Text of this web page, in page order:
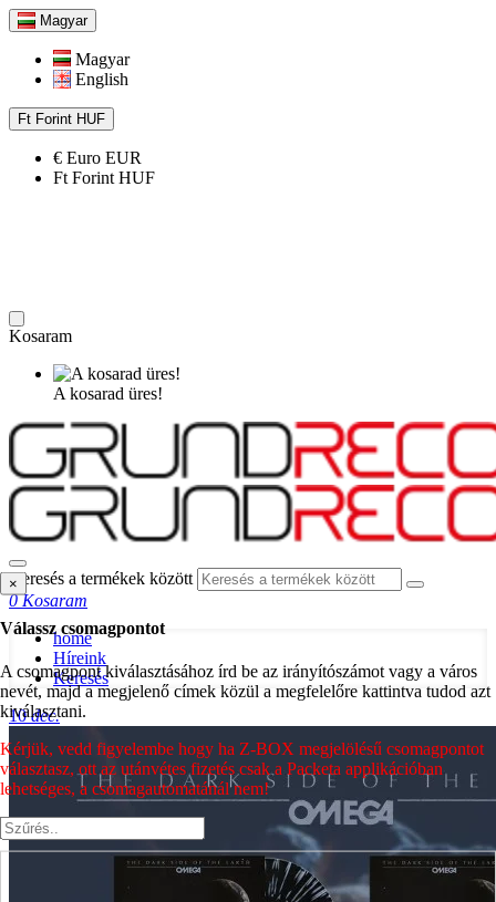
Magyar
Magyar
English
Ft Forint HUF
€ Euro EUR
Ft Forint HUF
Kosaram
A kosarad üres!
Keresés a termékek között
0 Kosaram
home
Híreink
Keresés
10dec.
×
Válassz csomagpontot
A csomagpont kiválasztásához írd be az irányítószámot vagy a város
nevét, majd a megjelenő címek közül a megfelelőre kattintva tudod azt
kiválasztani.
Kérjük, vedd figyelembe hogy ha Z-BOX megjelölésű csomagpontot
választasz, ott az utánvétes fizetés csak a Packeta applikációban
lehetséges, a csomagautomatánál nem!